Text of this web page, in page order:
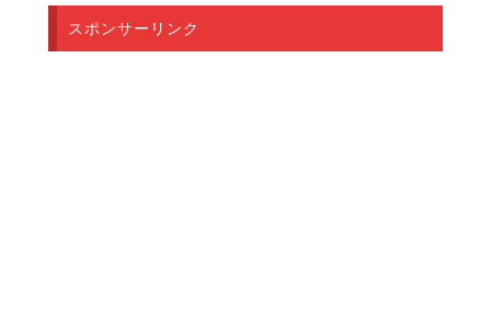
スポンサーリンク